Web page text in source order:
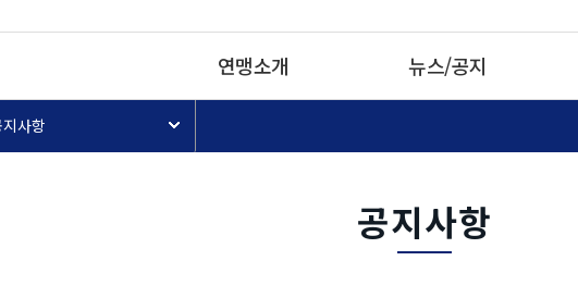
연맹소개 뉴스/공지
사항
공지사항